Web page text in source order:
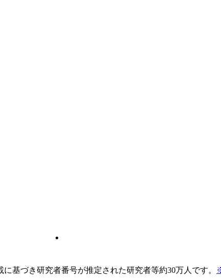
基づき研究者番号が推定された研究者等約30万人です。